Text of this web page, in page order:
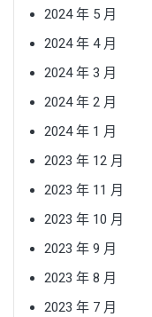
2024 年 5 月
2024 年 4 月
2024 年 3 月
2024 年 2 月
2024 年 1 月
2023 年 12 月
2023 年 11 月
2023 年 10 月
2023 年 9 月
2023 年 8 月
2023 年 7 月